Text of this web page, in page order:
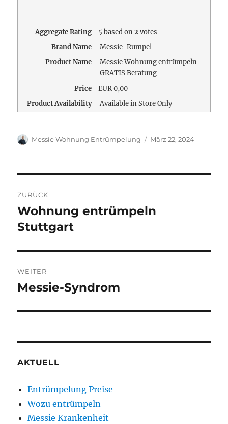
Aggregate Rating 5 based on2votes
Brand Name
Messie-Rumpel
Product Name
Messie Wohnung entrümpeln
GRATIS Beratung
Price
EUR0,00
Product Availability
Available in Store Only
Autor
Messie Wohnung Entrümpelung
Veröffentlicht
März 22, 2024
ZURÜCK
Vorheriger
Beitrag:
Wohnung entrümpeln
Stuttgart
WEITER
Nächster
Messie-Syndrom
AKTUELL
Entrümpelung Preise
Wozu entrümpeln
Messie Krankenheit